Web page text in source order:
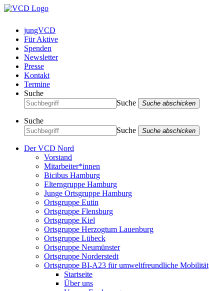
jungVCD
Für Aktive
Spenden
Newsletter
Presse
Kontakt
Termine
Suche
Suche
Suche abschicken
Suche
Suche
Suche abschicken
Der VCD Nord
Vorstand
Mitarbeiter*innen
Bicibus Hamburg
Elterngruppe Hamburg
Junge Ortsgruppe Hamburg
Ortsgruppe Eutin
Ortsgruppe Flensburg
Ortsgruppe Kiel
Ortsgruppe Herzogtum Lauenburg
Ortsgruppe Lübeck
Ortsgruppe Neumünster
Ortsgruppe Norderstedt
Ortsgruppe BI-A23 für umweltfreundliche Mobilität
Startseite
Über uns